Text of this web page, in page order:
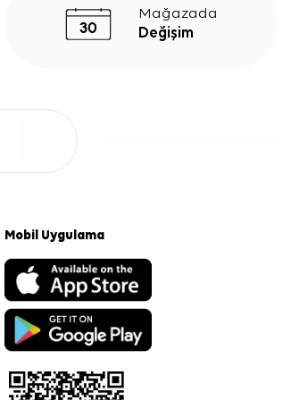
Mağazada
Değişim
Mobil Uygulama